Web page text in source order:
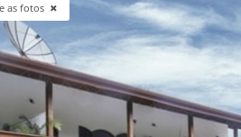
as fotos